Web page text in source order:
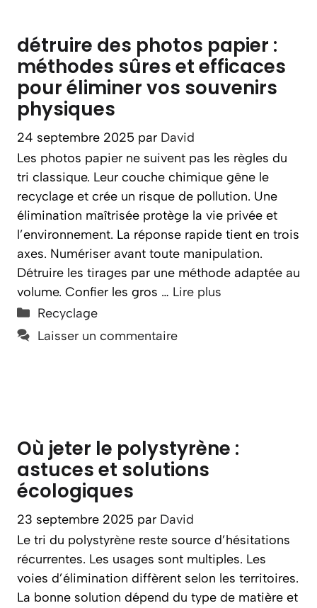
détruire des photos papier :
méthodes sûres et efficaces
pour éliminer vos souvenirs
physiques
24 septembre 2025 par David
Les photos papier ne suivent pas les règles du
tri classique. Leur couche chimique gêne le
recyclage et crée un risque de pollution. Une
élimination maîtrisée protège la vie privée et
l’environnement. La réponse rapide tient en trois
axes. Numériser avant toute manipulation.
Détruire les tirages par une méthode adaptée au
volume. Confier les gros … Lire plus
Catégories
Recyclage
Laisser un commentaire
Où jeter le polystyrène :
astuces et solutions
écologiques
23 septembre 2025 par David
Le tri du polystyrène reste source d’hésitations
récurrentes. Les usages sont multiples. Les
voies d’élimination diffèrent selon les territoires.
La bonne solution dépend du type de matière et